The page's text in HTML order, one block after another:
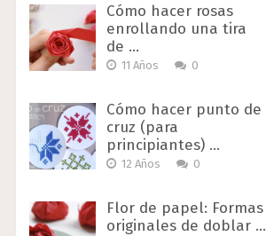
Cómo hacer rosas
enrollando una tira
de …
11 Años 0
Cómo hacer punto de
cruz (para
principiantes) …
12 Años 0
Flor de papel: Formas
originales de doblar …